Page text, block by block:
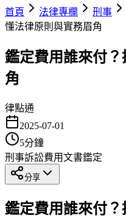
首頁
法律專欄 刑事
懂法律原則與實務眉角
鑑定費用誰來付
角
律點通
2025-07-01
5分鐘
刑事訴訟費用文書鑑定
分享
鑑定費用誰來付